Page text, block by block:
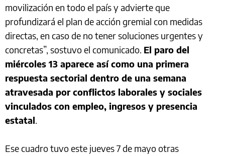
movilización en todo el país y advierte que
profundizará el plan de acción gremial con medidas
directas, en caso de no tener soluciones urgentes y
concretas”, sostuvo el comunicado. El paro del
miércoles 13 aparece así como una primera
respuesta sectorial dentro de una semana
atravesada por conflictos laborales y sociales
vinculados con empleo, ingresos y presencia
estatal.
Ese cuadro tuvo este jueves 7 de mayo otras